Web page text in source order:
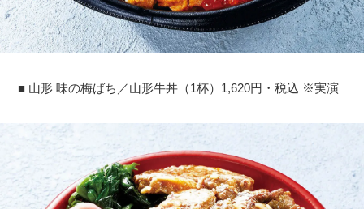
■ 山形 味の梅ばち／山形牛丼（1杯）1,620円・税込 ※実演